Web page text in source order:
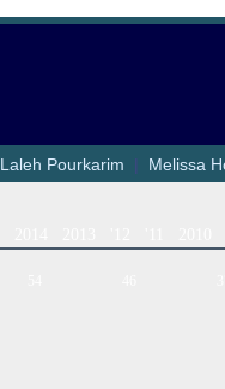
Laleh Pourkarim | Melissa